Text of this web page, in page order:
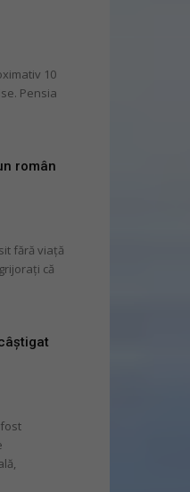
10
Pensia
român
fără viață
că